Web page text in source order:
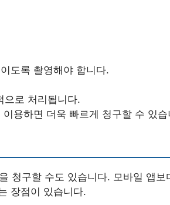
도록 촬영해야 합니다.
으로 처리됩니다.
용하면 더욱 빠르게 청구할 수 있습
청구할 수도 있습니다. 모바일 앱보
장점이 있습니다.